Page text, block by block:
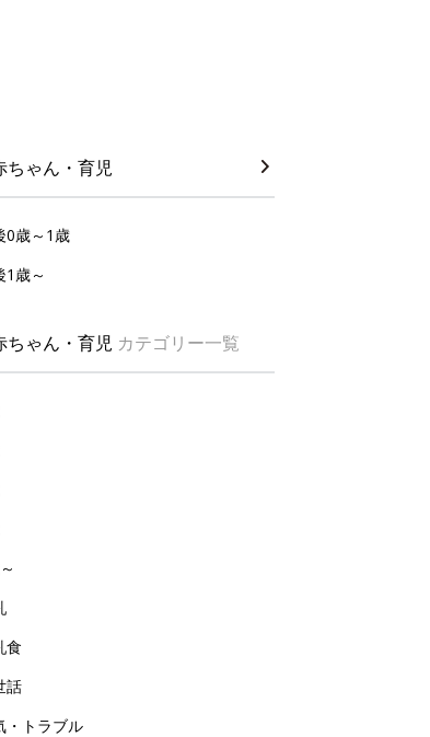
ちゃん・育児
0歳～1歳
1歳～
ちゃん・育児 カテゴリー一覧
食
話
・トラブル